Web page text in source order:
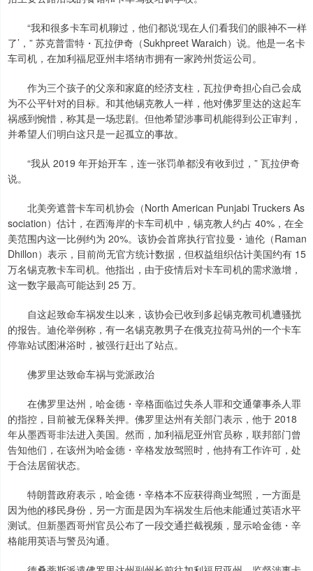
“我和很多卡车司机聊过，他们都说‘现在人们看我们的眼神不一样
了’，” 苏克普雷特・瓦拉伊奇（Sukhpreet Waraich）说。他是一名卡
车司机，在加利福尼亚州丰塔纳市拥有一家跨州货运公司。
作为三个孩子的父亲和家庭的经济支柱，瓦拉伊奇担心自己会成
为不公平针对的目标。和其他锡克教人一样，他对佛罗里达的这起车
祸感到惋惜，称其是一场悲剧。但他希望涉事司机能得到公正审判，
并希望人们明白这只是一起孤立的事故。
“我从 2019 年开始开车，连一张罚单都没有收到过，” 瓦拉伊奇
说。
北美旁遮普卡车司机协会（North American Punjabi Truckers As
sociation）估计，在西海岸的卡车司机中，锡克教人约占 40%，在全
美范围内这一比例约为 20%。该协会首席执行官拉曼・迪伦（Raman
Dhillon）表示，目前尚无官方统计数据，但权益组织估计美国约有 15
万名锡克教卡车司机。他指出，由于疫情后对卡车司机的需求激增，
这一数字最高可能达到 25 万。
自这起致命车祸发生以来，该协会已收到多起锡克教司机遭骚扰
的报告。迪伦举例称，有一名锡克教男子在俄克拉荷马州的一个卡车
停靠站试图淋浴时，被强行赶出了站点。
佛罗里达致命车祸与党派政治
在佛罗里达州，哈金德・辛格面临过失杀人罪和交通肇事杀人罪
的指控，目前被无保释关押。佛罗里达州有关部门表示，他于 2018
年从墨西哥非法进入美国。然而，加利福尼亚州官员称，联邦部门曾
告知他们，在该州为哈金德・辛格发放驾照时，他持有工作许可，处
于合法居留状态。
特朗普政府表示，哈金德・辛格本不应获得商业驾照，一方面是
因为他的移民身份，另一方面是因为车祸发生后他未能通过英语水平
测试。但新墨西哥州官员公布了一段交通拦截视频，显示哈金德・辛
格能用英语与警员沟通。